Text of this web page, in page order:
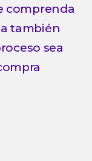
comprenda
también
sea